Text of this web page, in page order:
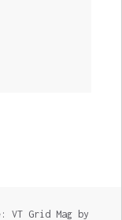
VT Grid Mag by